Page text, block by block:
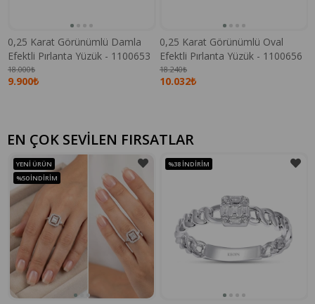
0,25 Karat Görünümlü Damla
Efektli Pırlanta Yüzük - 1100653
9.900₺
18.000₺
0,25 Karat Görünümlü Oval
Efektli Pırlanta Yüzük - 1100656
10.032₺
18.240₺
EN ÇOK SEVİLEN FIRSATLAR
YENI ÜRÜN
%50 İNDIRIM
%38 İNDIRIM